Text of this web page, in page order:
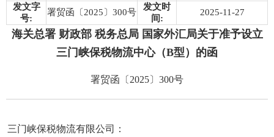
发文字
号:
署贸函〔2025〕300号
发文时
间:
2025-11-27
海关总署 财政部 税务总局 国家外汇局关于准予设立
三门峡保税物流中心（B型）的函
署贸函〔2025〕300号
三门峡保税物流有限公司：